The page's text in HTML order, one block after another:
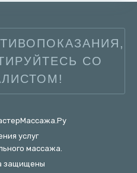
СО
услуг
массажа.
защищены